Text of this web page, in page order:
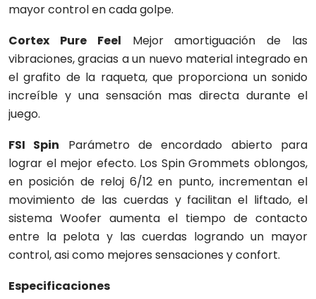
mayor control en cada golpe.
Cortex Pure Feel Mejor amortiguación de las
vibraciones, gracias a un nuevo material integrado en
el grafito de la raqueta, que proporciona un sonido
increíble y una sensación mas directa durante el
juego.
FSI Spin Parámetro de encordado abierto para
lograr el mejor efecto. Los Spin Grommets oblongos,
en posición de reloj 6/12 en punto, incrementan el
movimiento de las cuerdas y facilitan el liftado, el
sistema Woofer aumenta el tiempo de contacto
entre la pelota y las cuerdas logrando un mayor
control, asi como mejores sensaciones y confort.
Especificaciones